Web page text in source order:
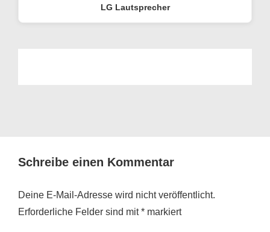
LG Lautsprecher
Schreibe einen Kommentar
Deine E-Mail-Adresse wird nicht veröffentlicht.
Erforderliche Felder sind mit* markiert